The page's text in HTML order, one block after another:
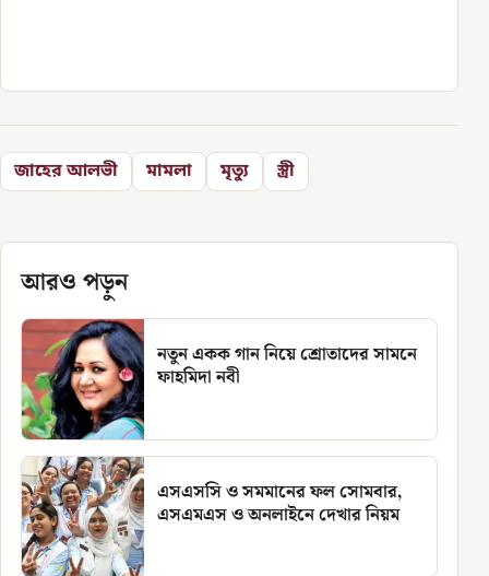
জাহের আলভী মামলা মৃত্যু স্ত্রী
আরও পড়ুন
নতুন একক গান নিয়ে শ্রোতাদের সামনে
ফাহমিদা নবী
এসএসসি ও সমমানের ফল সোমবার,
এসএমএস ও অনলাইনে দেখার নিয়ম